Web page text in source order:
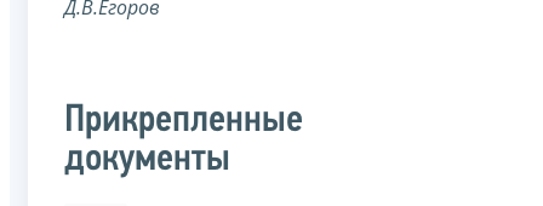
Д.В.Егоров
Прикрепленные
документы